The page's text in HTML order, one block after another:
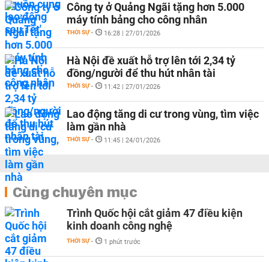
Công ty ở Quảng Ngãi tặng hơn 5.000
máy tính bảng cho công nhân
THỜI SỰ - 16:28 | 27/01/2026
Hà Nội đề xuất hỗ trợ lên tới 2,34 tỷ
đồng/người để thu hút nhân tài
THỜI SỰ - 11:42 | 27/01/2026
Lao động tăng di cư trong vùng, tìm việc
làm gần nhà
THỜI SỰ - 11:45 | 24/01/2026
Cùng chuyên mục
Trình Quốc hội cắt giảm 47 điều kiện
kinh doanh công nghệ
THỜI SỰ - 1 phút trước